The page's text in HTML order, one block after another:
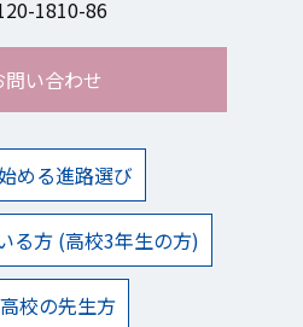
1810-86
問い合わせ
める進路選び
る方 (高校3年生の方)
高校の先生方